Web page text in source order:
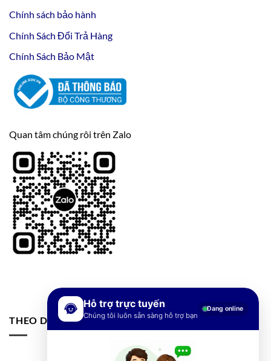
Chính sách bảo hành
Chính Sách Đổi Trả Hàng
Chính Sách Bảo Mật
Quan tâm chúng rôi trên Zalo
THEO DÕI FANPAGE
Hỗ trợ trực tuyến
Chúng tôi luôn sẵn sàng hỗ trợ bạn
Đang online